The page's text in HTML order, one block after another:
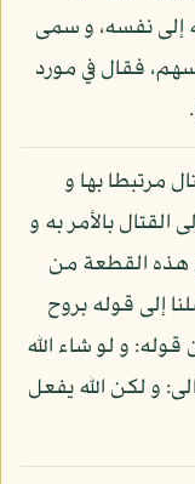
إلى نفسه، و سمى
فقال في مورد
مرتبطا بها و
القتال بالأمر به و
القطعة من
إلى قوله بروح
و لو شاء الله
و لكن الله يفعل